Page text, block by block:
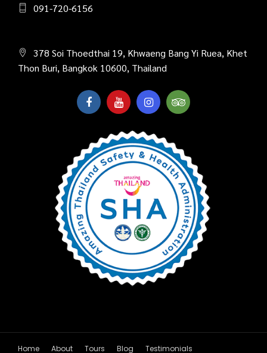
091-720-6156
378 Soi Thoedthai 19, Khwaeng Bang Yi Ruea, Khet
Thon Buri, Bangkok 10600, Thailand
Home About Tours Blog Testimonials